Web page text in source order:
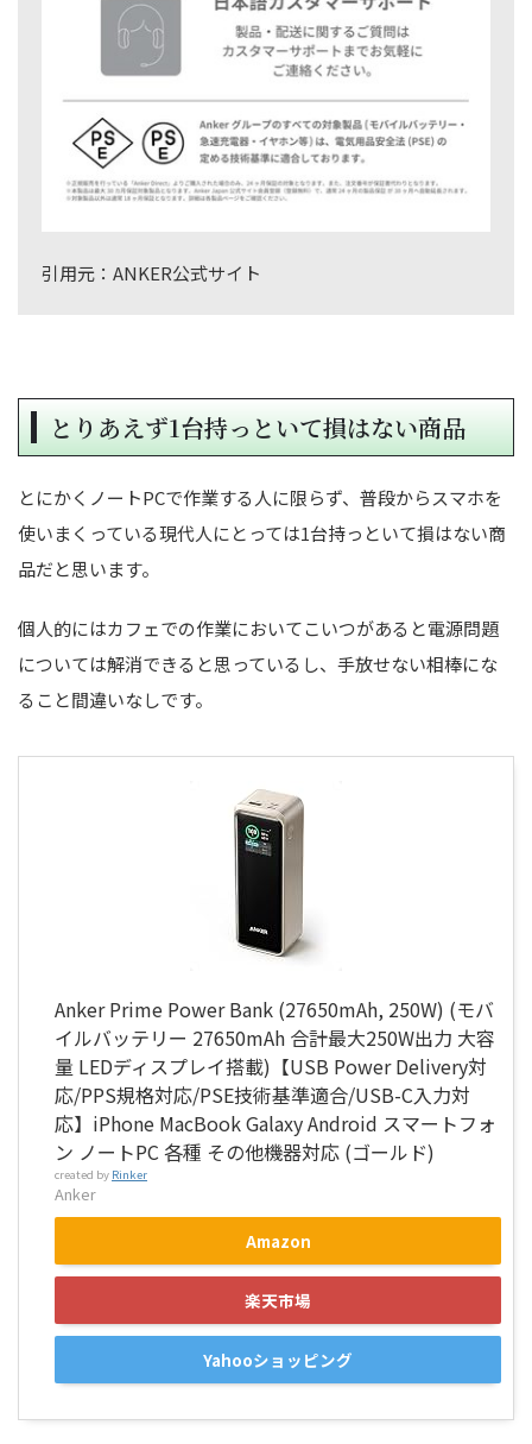
引用元：ANKER公式サイト
とりあえず1台持っといて損はない商品
とにかくノートPCで作業する人に限らず、普段からスマホを
使いまくっている現代人にとっては1台持っといて損はない商
品だと思います。
個人的にはカフェでの作業においてこいつがあると電源問題
については解消できると思っているし、手放せない相棒にな
ること間違いなしです。
Anker Prime Power Bank (27650mAh, 250W) (モバ
イルバッテリー 27650mAh 合計最大250W出力 大容
量 LEDディスプレイ搭載)【USB Power Delivery対
応/PPS規格対応/PSE技術基準適合/USB-C入力対
応】iPhone MacBook Galaxy Android スマートフォ
ン ノートPC 各種 その他機器対応 (ゴールド)
created by Rinker
Anker
Amazon
楽天市場
Yahooショッピング